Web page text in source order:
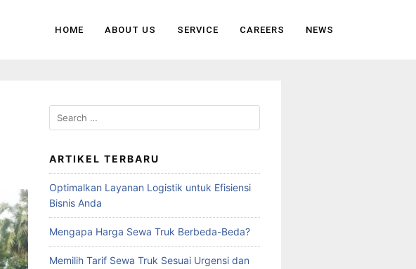
HOME ABOUT US SERVICE CAREERS NEWS
ARTIKEL TERBARU
Optimalkan Layanan Logistik untuk Efisiensi
Bisnis Anda
Mengapa Harga Sewa Truk Berbeda-Beda?
Memilih Tarif Sewa Truk Sesuai Urgensi dan